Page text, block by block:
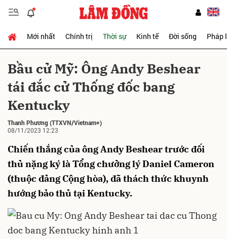
Mới nhất Chính trị Thời sự Kinh tế Đời sống Pháp
Bầu cử Mỹ: Ông Andy Beshear
tái đắc cử Thống đốc bang
Kentucky
Thanh Phương(TTXVN/Vietnam+)
08/11/2023 12:23
Chiến thắng của ông Andy Beshear trước đối
thủ nặng ký là Tổng chưởng lý Daniel Cameron
(thuộc đảng Cộng hòa), đã thách thức khuynh
hướng bảo thủ tại Kentucky.
Gửi bình luận
Hủy Gửi